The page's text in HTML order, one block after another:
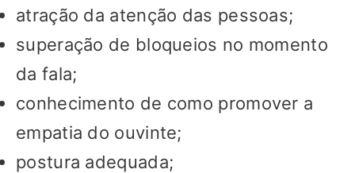
atração da atenção das pessoas;
superação de bloqueios no momento
da fala;
conhecimento de como promover a
empatia do ouvinte;
postura adequada;